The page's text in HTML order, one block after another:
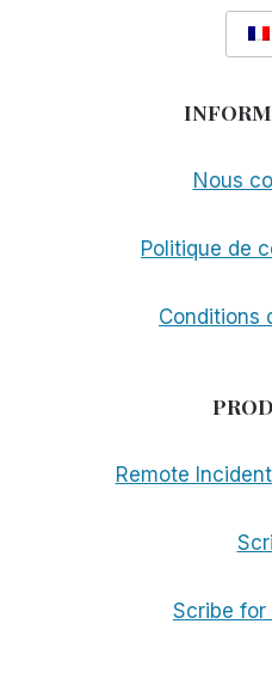
Nous
Politique de
Conditions
Remote
Scribe for